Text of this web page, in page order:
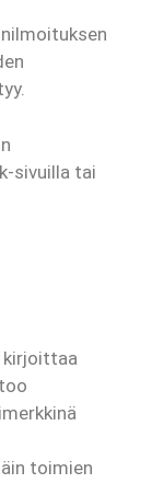
sivuilla tai
kirjoittaa
toimien